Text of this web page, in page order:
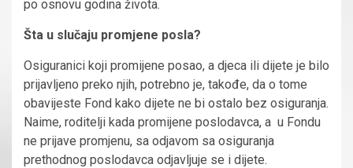
po osnovu godina života.
Šta u slučaju promjene posla?
Osiguranici koji promijene posao, a djeca ili dijete je bilo
prijavljeno preko njih, potrebno je, takođe, da o tome
obavijeste Fond kako dijete ne bi ostalo bez osiguranja.
Naime, roditelji kada promijene poslodavca, a u Fondu
ne prijave promjenu, sa odjavom sa osiguranja
prethodnog poslodavca odjavljuje se i dijete.